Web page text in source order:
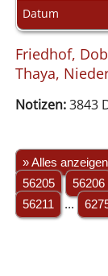
Datum
Friedhof,
Thaya,
Notizen:3843
» Alles anzeigen
56205
56206
56211
...